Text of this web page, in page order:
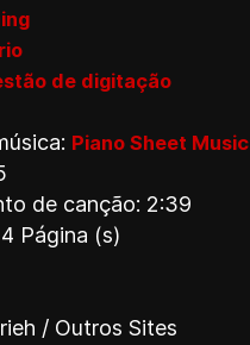
de digitação
Piano Sheet Music
de canção: 2:39
Página (s)
/ Outros Sites